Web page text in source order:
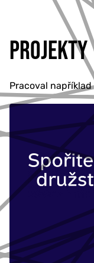
PROJEKTY
Pracoval